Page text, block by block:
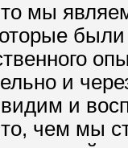
мы
и
и
чем мы